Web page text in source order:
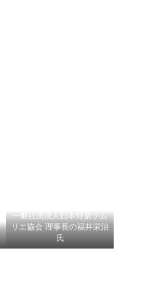
一般社団法人日本野菜ソム
リエ協会 理事長の福井栄治
氏